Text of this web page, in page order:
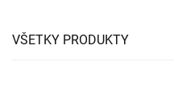
VŠETKY PRODUKTY